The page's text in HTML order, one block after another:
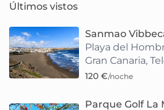
Últimos vistos
Sanmao
Playa del
Gran Canaria,
120 €/noche
Parque Golf La